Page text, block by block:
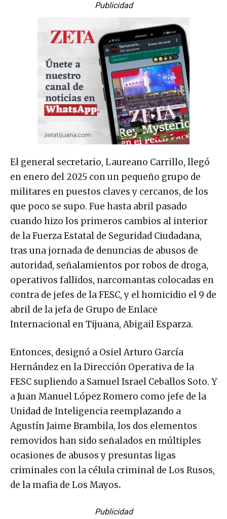
Publicidad
El general secretario, Laureano Carrillo, llegó
en enero del 2025 con un pequeño grupo de
militares en puestos claves y cercanos, de los
que poco se supo. Fue hasta abril pasado
cuando hizo los primeros cambios al interior
de la Fuerza Estatal de Seguridad Ciudadana,
tras una jornada de denuncias de abusos de
autoridad, señalamientos por robos de droga,
operativos fallidos, narcomantas colocadas en
contra de jefes de la FESC, y el homicidio el 9 de
abril de la jefa de Grupo de Enlace
Internacional en Tijuana, Abigail Esparza.
Entonces, designó a Osiel Arturo García
Hernández en la Dirección Operativa de la
FESC supliendo a Samuel Israel Ceballos Soto. Y
a Juan Manuel López Romero como jefe de la
Unidad de Inteligencia reemplazando a
Agustín Jaime Brambila, los dos elementos
removidos han sido señalados en múltiples
ocasiones de abusos y presuntas ligas
criminales con la célula criminal de Los Rusos,
de la mafia de Los Mayos.
Publicidad